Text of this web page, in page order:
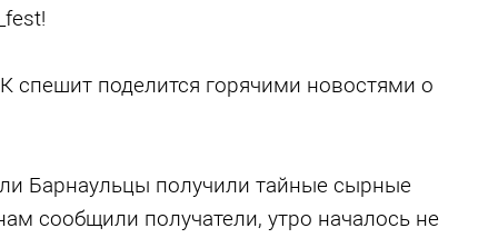
спешит поделится горячими новостями о
Барнаульцы получили тайные сырные
сообщили получатели, утро началось не